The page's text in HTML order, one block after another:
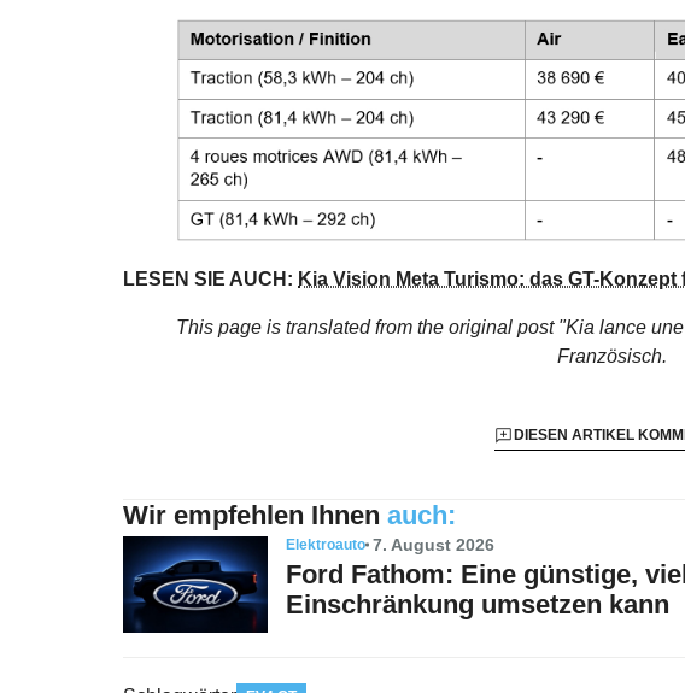
LESEN SIE AUCH: Kia Vision Meta Turismo: das GT-Konzept
This page is translated from the original post "Kia lance
Französisch.
DIESEN ARTIKEL
Wir empfehlen Ihnen auch:
Elektroauto 7. August 2026
Ford Fathom: Eine günstige,
Einschränkung umsetzen kann